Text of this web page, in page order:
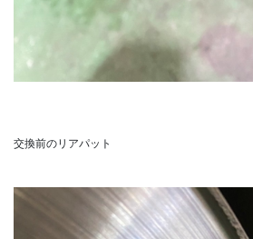
交換前のリアパット